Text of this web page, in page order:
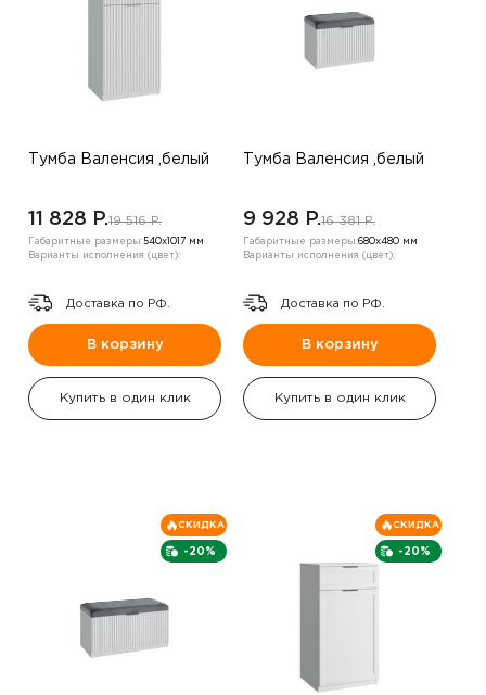
Тумба Валенсия ,белый
11 828 P.19 516 P.
Габаритные размеры:540х1017 мм
Варианты исполнения (цвет):
Доставка по РФ.
В корзину
Купить в один клик
Тумба Валенсия ,белый
9 928 P.16 381 P.
Габаритные размеры:680х480 мм
Варианты исполнения (цвет):
Доставка по РФ.
В корзину
Купить в один клик
-20%
СКИДКА
-20%
СКИДКА